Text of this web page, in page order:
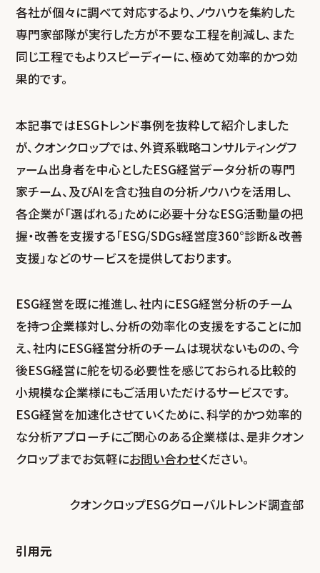
各社が個々に調べて対応するより、ノウハウを集約した
専門家部隊が実行した方が不要な工程を削減し、また
同じ工程でもよりスピーディーに、極めて効率的かつ効
果的です。
本記事ではESGトレンド事例を抜粋して紹介しました
が、クオンクロップでは、外資系戦略コンサルティングフ
ァーム出身者を中心としたESG経営データ分析の専門
家チーム、及びAIを含む独自の分析ノウハウを活用し、
各企業が「選ばれる」ために必要十分なESG活動量の把
握・改善を支援する「ESG/SDGs経営度360°診断＆改善
支援」などのサービスを提供しております。
ESG経営を既に推進し、社内にESG経営分析のチーム
を持つ企業様対し、分析の効率化の支援をすることに加
え、社内にESG経営分析のチームは現状ないものの、今
後ESG経営に舵を切る必要性を感じておられる比較的
小規模な企業様にもご活用いただけるサービスです。
ESG経営を加速化させていくために、科学的かつ効率的
な分析アプローチにご関心のある企業様は、是非クオン
クロップまでお気軽にお問い合わせください。
クオンクロップESGグローバルトレンド調査部
引用元